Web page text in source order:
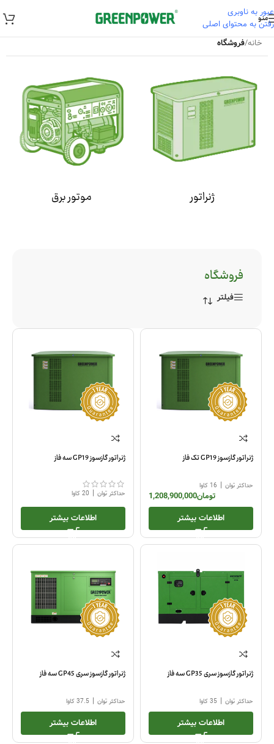
عبور به ناوبری
رفتن به محتوای اصلی
منو
خانه/فروشگاه
ژنراتور موتور برق
فروشگاه
فیلتر
ژنراتور گازسوز GP19 تک فاز
حداکثر توان | 16 کاوا
تومان1,208,900,000
اطلاعات بیشتر
ژنراتور گازسوز GP19 سه فاز
حداکثر توان | 20 کاوا
اطلاعات بیشتر
ژنراتور گازسوز سری GP35 سه فاز
حداکثر توان | 35 کاوا
اطلاعات بیشتر
ژنراتور گازسوز سری GP45 سه فاز
حداکثر توان | 37.5 کاوا
اطلاعات بیشتر